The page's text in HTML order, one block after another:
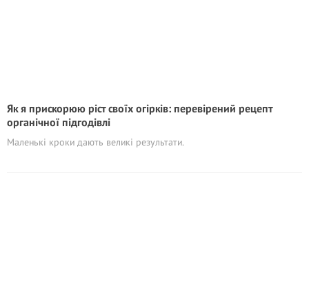
Як я прискорюю ріст своїх огірків: перевірений рецепт
органічної підгодівлі
Маленькі кроки дають великі результати.